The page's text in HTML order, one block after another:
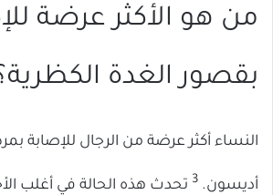
من هو الأكثر عرضة
بقصور الغدة
النساء أكثر عرضة من الرجال للإصابة
أديسون. 3 تحدث هذه الحالة في أغلب